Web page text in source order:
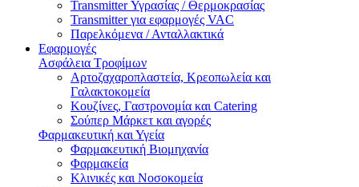
Transmitter Υγρασίας / Θερμοκρασίας
Transmitter για εφαρμογές VAC
Παρελκόμενα / Ανταλλακτικά
Εφαρμογές
Ασφάλεια Τροφίμων
Αρτοζαχαροπλαστεία, Κρεοπωλεία και
Γαλακτοκομεία
Κουζίνες, Γαστρονομία και Catering
Σούπερ Μάρκετ και αγορές
Φαρμακευτική και Υγεία
Φαρμακευτική Βιομηχανία
Φαρμακεία
Κλινικές και Νοσοκομεία